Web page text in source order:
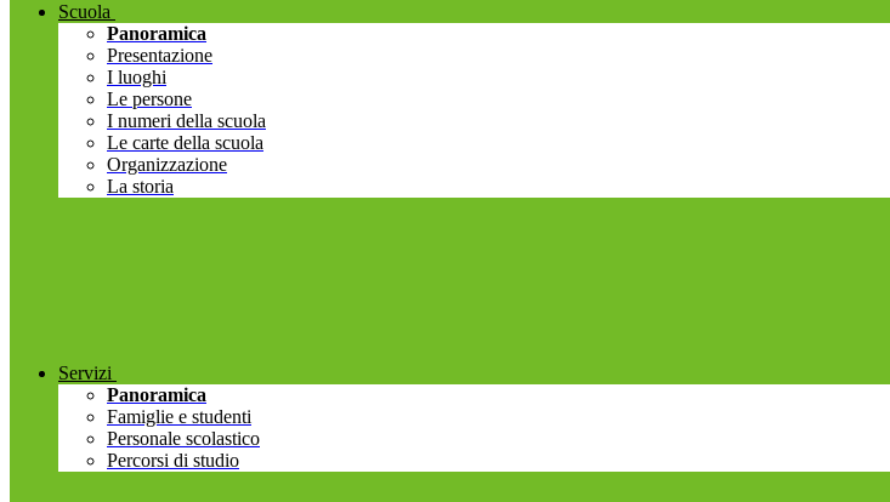
Scuola
Panoramica
Presentazione
I luoghi
Le persone
I numeri della scuola
Le carte della scuola
Organizzazione
La storia
Servizi
Panoramica
Famiglie e studenti
Personale scolastico
Percorsi di studio